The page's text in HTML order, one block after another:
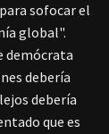
sofocar el
global".
demócrata
debería
debería
que es